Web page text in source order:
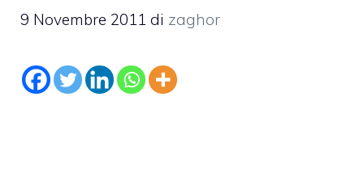
9 Novembre 2011 di zaghor